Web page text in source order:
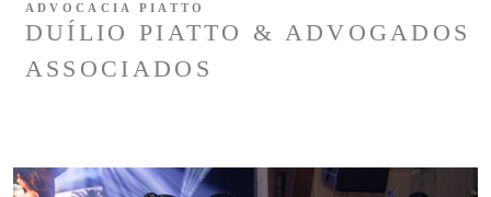
DUÍLIO PIATTO & ADVOGADOS
ASSOCIADOS
ADVOCACIA PIATTO